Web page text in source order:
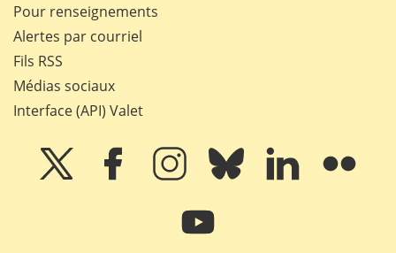
Pour renseignements
Alertes par courriel
Fils RSS
Médias sociaux
Interface (API) Valet